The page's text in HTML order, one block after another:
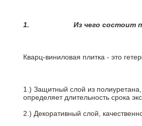
1. Из чего состоит
Кварц-виниловая плитка - это
1.) Защитный слой из
определяет длительность срока
2.) Декоративный слой,